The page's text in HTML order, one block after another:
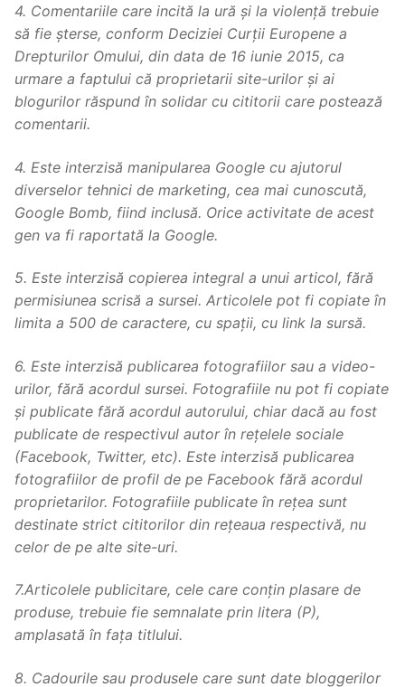
4. Comentariile care incită la ură și la violență trebuie
să fie șterse, conform Deciziei Curții Europene a
Drepturilor Omului, din data de 16 iunie 2015, ca
urmare a faptului că proprietarii site-urilor și ai
blogurilor răspund în solidar cu cititorii care postează
comentarii.
4. Este interzisă manipularea Google cu ajutorul
diverselor tehnici de marketing, cea mai cunoscută,
Google Bomb, fiind inclusă. Orice activitate de acest
gen va fi raportată la Google.
5. Este interzisă copierea integral a unui articol, fără
permisiunea scrisă a sursei. Articolele pot fi copiate în
limita a 500 de caractere, cu spații, cu link la sursă.
6. Este interzisă publicarea fotografiilor sau a video-
urilor, fără acordul sursei. Fotografiile nu pot fi copiate
și publicate fără acordul autorului, chiar dacă au fost
publicate de respectivul autor în rețelele sociale
(Facebook, Twitter, etc). Este interzisă publicarea
fotografiilor de profil de pe Facebook fără acordul
proprietarilor. Fotografiile publicate în rețea sunt
destinate strict cititorilor din rețeaua respectivă, nu
celor de pe alte site-uri.
7.Articolele publicitare, cele care conțin plasare de
produse, trebuie fie semnalate prin litera (P),
amplasată în fața titlului.
8. Cadourile sau produsele care sunt date bloggerilor